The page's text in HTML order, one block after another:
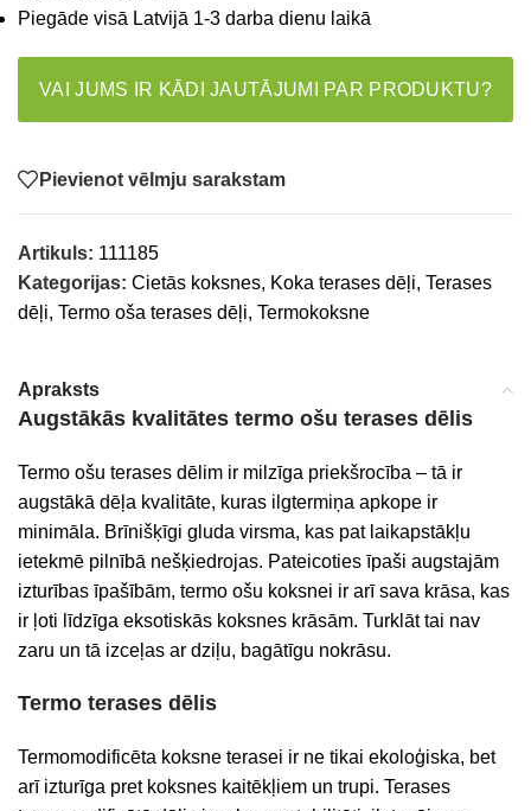
Piegāde visā Latvijā 1-3 darba dienu laikā
VAI JUMS IR KĀDI JAUTĀJUMI PAR PRODUKTU?
Pievienot vēlmju sarakstam
Artikuls: 111185
Kategorijas: Cietās koksnes, Koka terases dēļi, Terases
dēļi, Termo oša terases dēļi, Termokoksne
Apraksts
Augstākās kvalitātes termo ošu terases dēlis
Termo ošu terases dēlim ir milzīga priekšrocība – tā ir
augstākā dēļa kvalitāte, kuras ilgtermiņa apkope ir
minimāla. Brīnišķīgi gluda virsma, kas pat laikapstākļu
ietekmē pilnībā nešķiedrojas. Pateicoties īpaši augstajām
izturības īpašībām, termo ošu koksnei ir arī sava krāsa, kas
ir ļoti līdzīga eksotiskās koksnes krāsām. Turklāt tai nav
zaru un tā izceļas ar dziļu, bagātīgu nokrāsu.
Termo terases dēlis
Termomodificēta koksne terasei ir ne tikai ekoloģiska, bet
arī izturīga pret koksnes kaitēkļiem un trupi. Terases